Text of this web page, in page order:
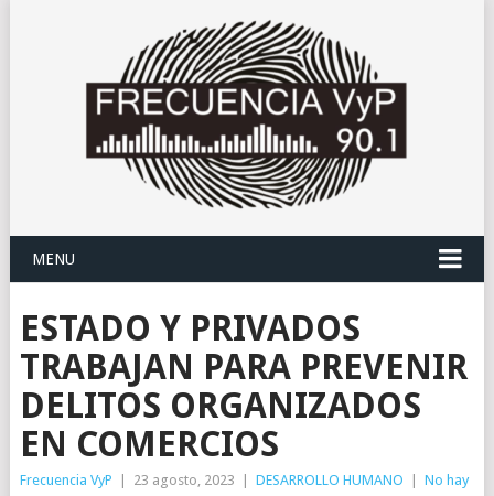
MENU
ESTADO Y PRIVADOS
TRABAJAN PARA PREVENIR
DELITOS ORGANIZADOS
EN COMERCIOS
Frecuencia VyP 23 agosto, 2023 DESARROLLO HUMANO
No hay